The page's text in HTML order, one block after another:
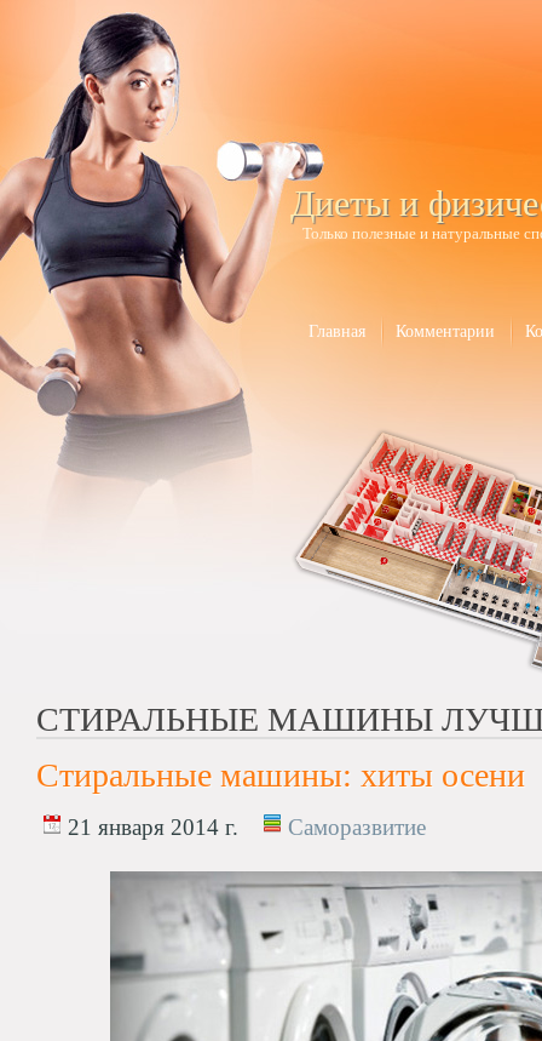
Диеты и
Только полезные и натуральные
Главная Комментарии
СТИРАЛЬНЫЕ МАШИНЫ
Стиральные машины: хиты осени
21 января 2014 г. Саморазвитие